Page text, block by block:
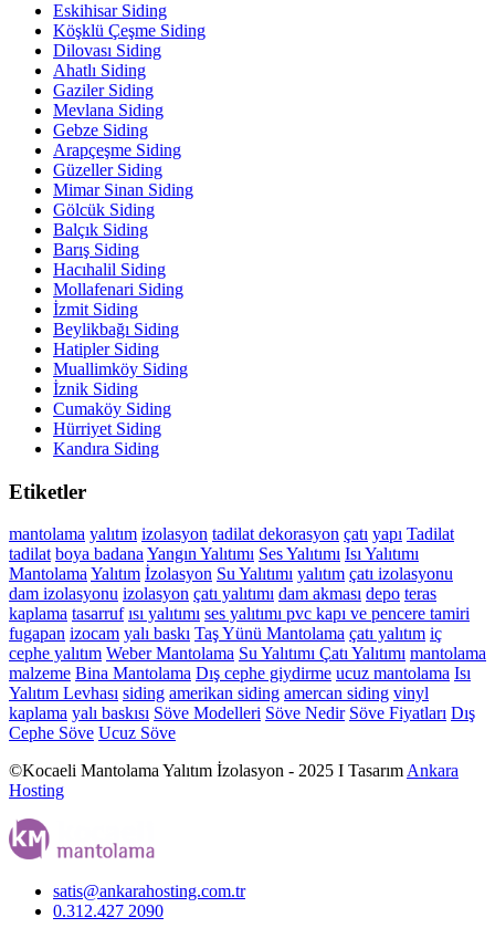
Eskihisar Siding
Köşklü Çeşme Siding
Dilovası Siding
Ahatlı Siding
Gaziler Siding
Mevlana Siding
Gebze Siding
Arapçeşme Siding
Güzeller Siding
Mimar Sinan Siding
Gölcük Siding
Balçık Siding
Barış Siding
Hacıhalil Siding
Mollafenari Siding
İzmit Siding
Beylikbağı Siding
Hatipler Siding
Muallimköy Siding
İznik Siding
Cumaköy Siding
Hürriyet Siding
Kandıra Siding
Etiketler
mantolama yalıtım izolasyon tadilatdekorasyon çatı yapı Tadilat
tadilat boya badanaYangın Yalıtımı Ses Yalıtımı Isı Yalıtımı
MantolamaYalıtım İzolasyon Su Yalıtımı yalıtım çatı izolasyonu
dam izolasyonu izolasyon çatı yalıtımı dam akması depo teras
kaplama tasarruf ısı yalıtımı ses yalıtımı pvc kapı ve pencere tamiri
fugapan izocam yalı baskı Taş Yünü Mantolama çatı yalıtım iç
cephe yalıtım Weber Mantolama Su Yalıtımı Çatı Yalıtımı mantolama
malzeme Bina Mantolama Dış cephe giydirme ucuz mantolama Isı
Yalıtım Levhası siding amerikan siding amercan siding vinyl
kaplama yalı baskısı Söve Modelleri Söve Nedir Söve Fiyatları Dış
Cephe Söve Ucuz Söve
©Kocaeli Mantolama Yalıtım İzolasyon - 2025 I TasarımAnkara
Hosting
satis@ankarahosting.com.tr
0.312.427 2090